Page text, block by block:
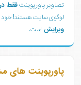
تصاویر پاورپوینت فقط
لوگوی سایت هستند! خود
ویرایش است.
پاورپوینت های